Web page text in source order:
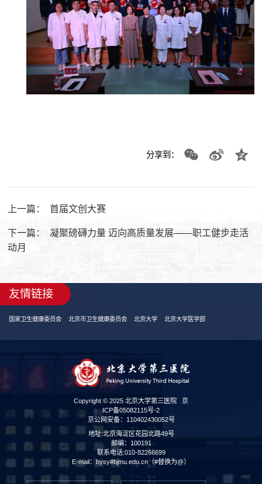
分享到：
上一篇： 首届文创大赛
下一篇：
凝聚磅礴力量 迈向高质量发展——职工健步走活
动月
友情链接
国家卫生健康委员会 北京市卫生健康委员会 北京大学 北京大学医学部
Copyright © 2025 北京大学第三医院
京
ICP备05082115号-2
京公网安备：110402430052号
地址:北京海淀区花园北路49号
邮编：100191
联系电话:010-82266699
E-mail：bysy#bjmu.edu.cn（#替换为@）